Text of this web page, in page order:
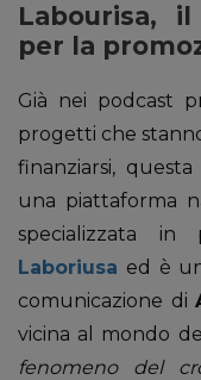
Labourisa,
per la
Già nei podcast
progetti che
finanziarsi,
una piattaforma
specializzata in
Laboriusa ed è
comunicazione di
vicina al mondo
fenomeno del